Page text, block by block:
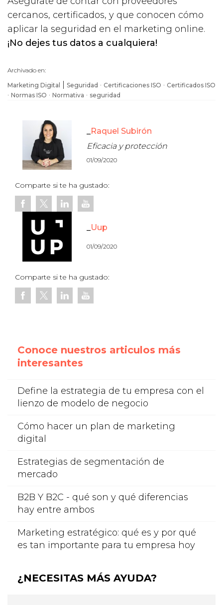
cercanos, certificados, y que conocen cómo
aplicar la seguridad en el marketing online.
¡No dejes tus datos a cualquiera!
Archivado en:
Marketing Digital
Seguridad · Certificaciones ISO · Certificados ISO
· Normas ISO · Normativa · seguridad
Raquel Subirón
Eficacia y protección
01/09/2020
Comparte si te ha gustado:
Uup
01/09/2020
Comparte si te ha gustado:
Conoce nuestros articulos más
interesantes
Define la estrategia de tu empresa con el
lienzo de modelo de negocio
Cómo hacer un plan de marketing
digital
Estrategias de segmentación de
mercado
B2B Y B2C - qué son y qué diferencias
hay entre ambos
Marketing estratégico: qué es y por qué
es tan importante para tu empresa hoy
¿NECESITAS MÁS AYUDA?